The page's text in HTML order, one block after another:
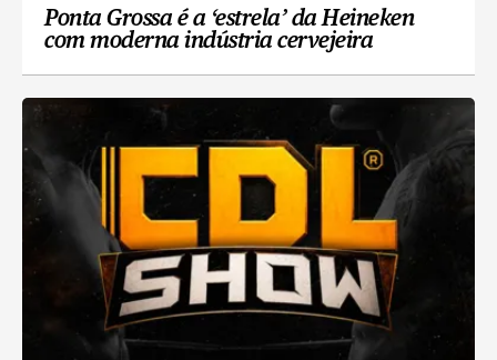
Ponta Grossa é a ‘estrela’ da Heineken
com moderna indústria cervejeira